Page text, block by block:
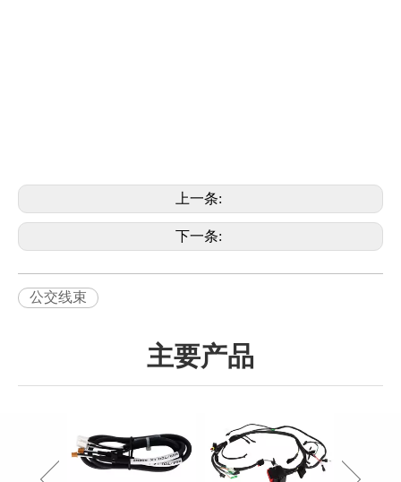
上一条:
下一条:
公交线束
主要产品